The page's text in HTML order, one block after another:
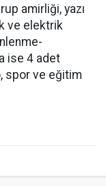
amirliği, yazı
ve elektrik
ise 4 adet
spor ve eğitim